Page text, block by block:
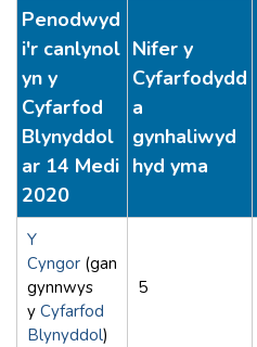
Penodwyd
i'r canlynol
yn y
Cyfarfod
Blynyddol
ar 14 Medi
2020
Nifer y
Cyfarfodydd
a
gynhaliwyd
hyd yma
Y
Cyngor (gan
gynnwys
y Cyfarfod
Blynyddol)
5